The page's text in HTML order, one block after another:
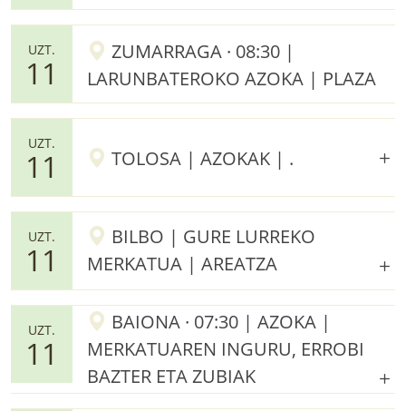
UZT.
11
ZUMARRAGA · 08:30 |
LARUNBATEROKO AZOKA | PLAZA
UZT.
11 TOLOSA | AZOKAK | .
UZT.
11
BILBO | GURE LURREKO
MERKATUA | AREATZA
UZT.
11
BAIONA · 07:30 | AZOKA |
MERKATUAREN INGURU, ERROBI
BAZTER ETA ZUBIAK